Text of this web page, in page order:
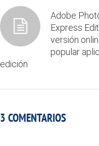
Adobe
Express
versión
popular
edición
3 COMENTARIOS